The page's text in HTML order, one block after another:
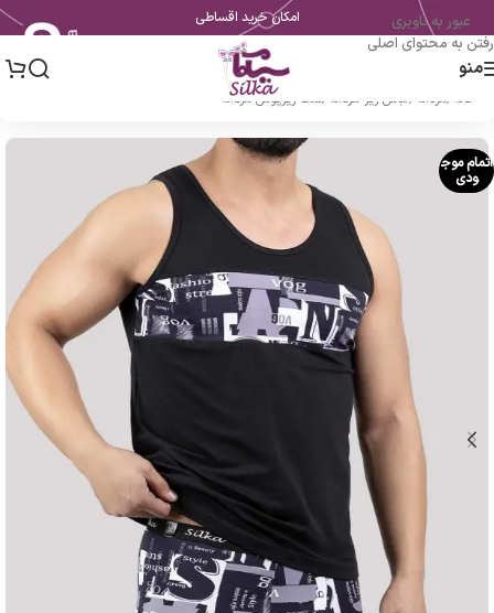
عبور به ناوبری
رفتن به محتوای اصلی
امکان خرید اقساطی
منو
خانه /مردانه /لباس زیر مردانه /ست زیرپوش مردانه
اتمام موج
ودی